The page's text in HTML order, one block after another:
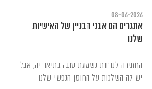
08-06-2026
אתגרים הם אבני הבניין של האישיות
שלנו
החתירה לנוחות נשמעת טובה בתיאוריה, אבל
יש לה השלכות על החוסן הנפשי שלנו